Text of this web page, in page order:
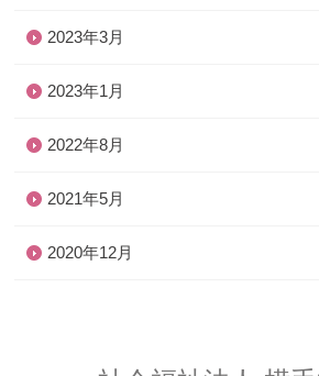
2023年3月
2023年1月
2022年8月
2021年5月
2020年12月